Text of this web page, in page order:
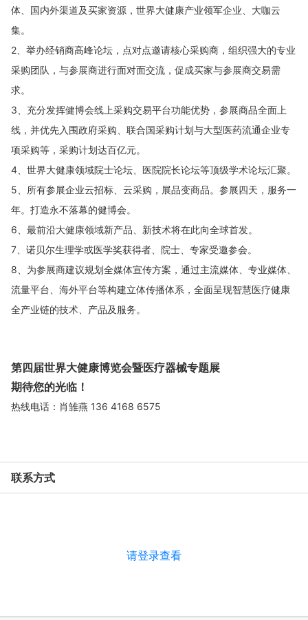
体、国内外渠道及买家资源，世界大健康产业领军企业、大咖云
集。
2、举办经销商高峰论坛，点对点邀请核心采购商，组织强大的专业
采购团队，与参展商进行面对面交流，促成买家与参展商交易需
求。
3、充分发挥健博会线上采购交易平台功能优势，参展商品全面上
线，并优先入围政府采购、联合国采购计划与大型医药流通企业专
项采购等，采购计划达百亿元。
4、世界大健康领域院士论坛、医院院长论坛等顶级学术论坛汇聚。
5、所有参展企业云招标、云采购，展品变商品。参展四天，服务一
年。打造永不落幕的健博会。
6、最前沿大健康领域新产品、新技术将在此向全球首发。
7、诺贝尔生理学或医学奖获得者、院士、专家受邀参会。
8、为参展商建议规划全媒体宣传方案，通过主流媒体、专业媒体、
流量平台、海外平台等构建立体传播体系，全面呈现智慧医疗健康
全产业链的技术、产品及服务。
第四届世界大健康博览会暨医疗器械专题展
期待您的光临！
热线电话：肖雏燕 136 4168 6575
联系方式
请登录查看